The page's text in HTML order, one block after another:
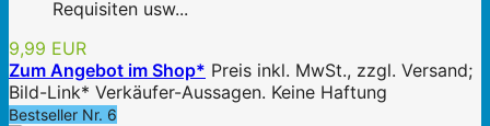
Requisiten usw...
9,99 EUR
Zum Angebot im Shop* Preis inkl. MwSt., zzgl. Versand;
Bild-Link* Verkäufer-Aussagen. Keine Haftung
Bestseller Nr. 6